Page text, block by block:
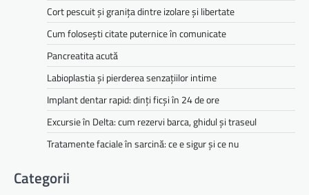
Cort pescuit și granița dintre izolare și libertate
Cum folosești citate puternice în comunicate
Pancreatita acută
Labioplastia și pierderea senzațiilor intime
Implant dentar rapid: dinți ficși în 24 de ore
Excursie în Delta: cum rezervi barca, ghidul și traseul
Tratamente faciale în sarcină: ce e sigur și ce nu
Categorii